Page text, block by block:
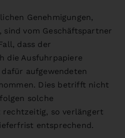
Genehmigungen,
sind vom Geschäftspartner
dass der
die Ausfuhrpapiere
aufgewendeten
Dies betrifft nicht
solche
rechtzeitig, so verlängert
entsprechend.